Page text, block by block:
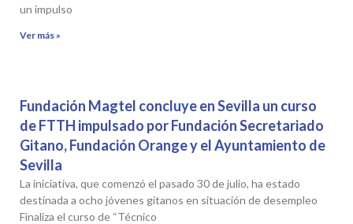
un impulso
Ver más »
Fundación Magtel concluye en Sevilla un curso
de FTTH impulsado por Fundación Secretariado
Gitano, Fundación Orange y el Ayuntamiento de
Sevilla
La iniciativa, que comenzó el pasado 30 de julio, ha estado
destinada a ocho jóvenes gitanos en situación de desempleo
Finaliza el curso de “Técnico